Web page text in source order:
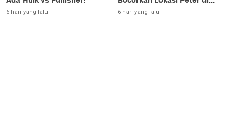
6 hari yang lalu
Luar Angkasa!
6 hari yang lalu